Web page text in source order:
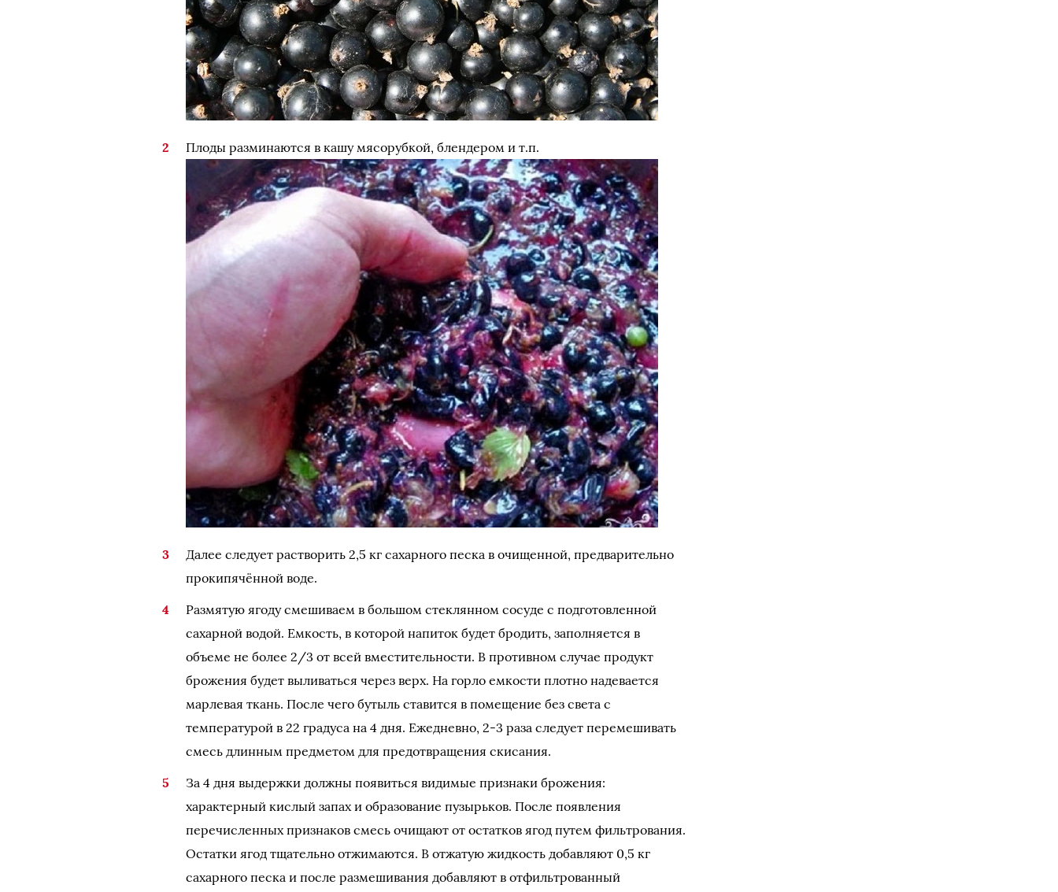
Плоды разминаются в кашу мясорубкой, блендером и т.п.
Далее следует растворить 2,5 кг сахарного песка в очищенной, предварительно
прокипячённой воде.
Размятую ягоду смешиваем в большом стеклянном сосуде с подготовленной
сахарной водой. Емкость, в которой напиток будет бродить, заполняется в
объеме не более 2/3 от всей вместительности. В противном случае продукт
брожения будет выливаться через верх. На горло емкости плотно надевается
марлевая ткань. После чего бутыль ставится в помещение без света с
температурой в 22 градуса на 4 дня. Ежедневно, 2-3 раза следует перемешивать
смесь длинным предметом для предотвращения скисания.
За 4 дня выдержки должны появиться видимые признаки брожения:
характерный кислый запах и образование пузырьков. После появления
перечисленных признаков смесь очищают от остатков ягод путем фильтрования.
Остатки ягод тщательно отжимаются. В отжатую жидкость добавляют 0,5 кг
сахарного песка и после размешивания добавляют в отфильтрованный